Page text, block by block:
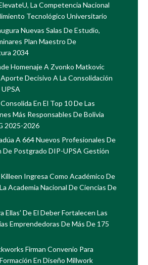
La Competencia Nacional
Tecnológico Universitario
Nuevas Salas De Estudio,
Plan Maestro De
2034
Homenaje A Zvonko Matkovic
Decisivo A La Consolidación
En El Top 10 De Las
Más Responsables De Bolivia
2025-2026
A 664 Nuevos Profesionales De
De Postgrado DIP-UPSA Gestión
Ingresa Como Académico De
Academia Nacional De Ciencias De
Ellas’ De El Deber Fortalecen Las
Emprendedoras De Más De 175
Firman Convenio Para
En Diseño Millwork